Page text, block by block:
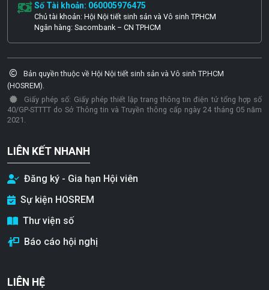
Số Tài khoản: 060005976475
Chủ tài khoản: Hội Nội tiết sinh sản và Vô sinh TPHCM
Ngân hàng: Sacombank – CN TPHCM
Bản quyền thuộc về Hội Nội tiết sinh sản và Vô sinh TP.HCM
(HOSREM).
Giấy phép số: Giấy phép thiết lập trang thông tin điện tử tổng hợp số
40/GP-STTTT do Sở Thông tin và Truyền thông cấp ngày 24 tháng 05 năm
2021.
LIÊN KẾT NHANH
Đăng ký - Gia hạn Hội viên
Sự kiện HOSREM
Thư viện số
Báo cáo hội nghị
LIÊN HỆ